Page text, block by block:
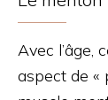
Avec l’âge,
aspect de «